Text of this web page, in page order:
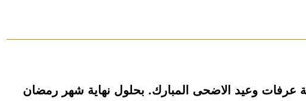
عرفات وعيد الاضحى المبارك. بحلول نهاية شهر رمضان